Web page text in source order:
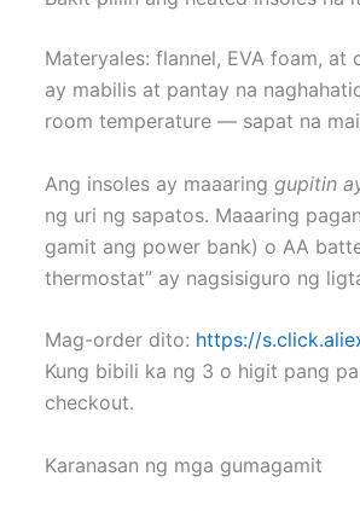
Materyales: flannel, EVA foam,
ay mabilis at pantay na
room temperature — sapat na
Ang insoles ay maaaring gupitin
ng uri ng sapatos. Maaaring
gamit ang power bank) o AA
thermostat” ay nagsisiguro ng
Mag-order dito: https://
Kung bibili ka ng 3 o higit pang
checkout.
Karanasan ng mga gumagamit